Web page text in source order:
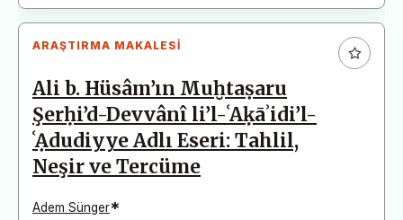
ARAŞTIRMA MAKALESI
Ali b. Hüsâm’ın Muḫtaṣaru
Şerḥi’d-Devvânî li’l-ʿAḳāʾidi’l-
ʿẠdudiyye Adlı Eseri: Tahlil,
Neşir ve Tercüme
Adem Sünger*